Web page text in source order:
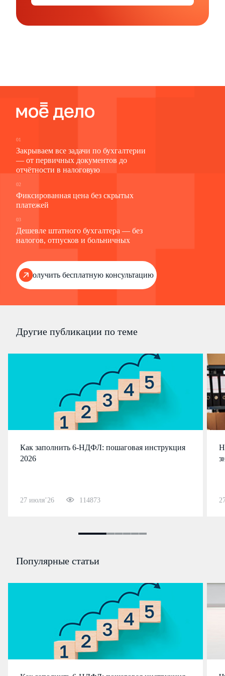
01
Закрываем все задачи по бухгалтерии
— от первичных документов до
отчётности в налоговую
02
Фиксированная цена без скрытых
платежей
03
Дешевле штатного бухгалтера — без
налогов, отпусков и больничных
Получить бесплатную консультацию
Другие публикации по теме
Как заполнить 6-НДФЛ: пошаговая инструкция
2026
27 июля’26 114873
Популярные статьи